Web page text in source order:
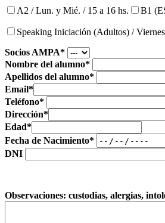
A2 / Lun. y Mié. / 15 a 16 hs. B1
Speaking Iniciación (Adultos) /
Socios AMPA*
Nombre del alumno*
Apellidos del alumno*
Email*
Teléfono*
Dirección*
Edad*
Fecha de Nacimiento*
DNI
Observaciones: custodias, alergias,